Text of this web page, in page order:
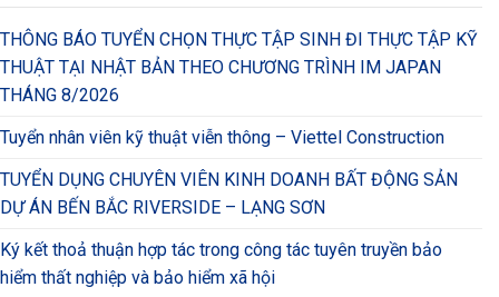
THÔNG BÁO TUYỂN CHỌN THỰC TẬP SINH ĐI THỰC TẬP KỸ
THUẬT TẠI NHẬT BẢN THEO CHƯƠNG TRÌNH IM JAPAN
THÁNG 8/2026
Tuyển nhân viên kỹ thuật viễn thông – Viettel Construction
TUYỂN DỤNG CHUYÊN VIÊN KINH DOANH BẤT ĐỘNG SẢN
DỰ ÁN BẾN BẮC RIVERSIDE – LẠNG SƠN
Ký kết thoả thuận hợp tác trong công tác tuyên truyền bảo
hiểm thất nghiệp và bảo hiểm xã hội